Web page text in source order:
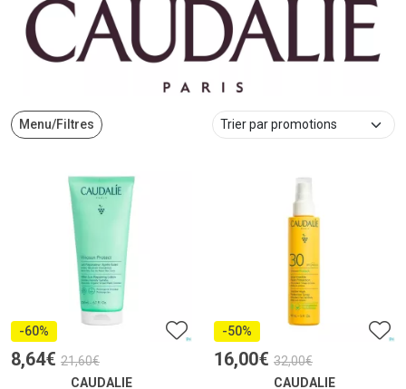
Menu/Filtres
-60%
8,64€ 21,60€
CAUDALIE
-50%
16,00€ 32,00€
CAUDALIE